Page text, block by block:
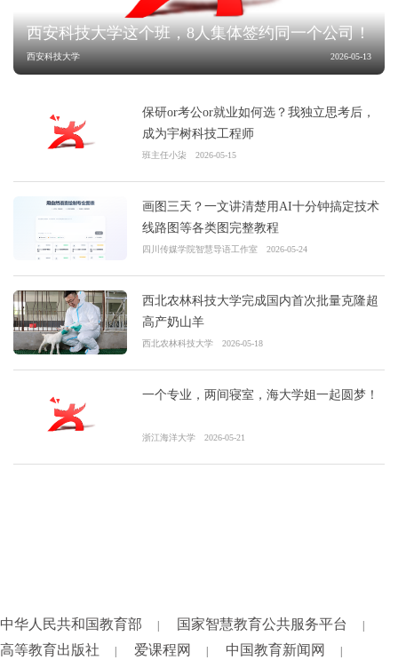
西安科技大学这个班，8人集体签约同一个公司！
西安科技大学 2026-05-13
保研or考公or就业如何选？我独立思考后，
成为宇树科技工程师
班主任小柒 2026-05-15
画图三天？一文讲清楚用AI十分钟搞定技术
线路图等各类图完整教程
四川传媒学院智慧导语工作室 2026-05-24
西北农林科技大学完成国内首次批量克隆超
高产奶山羊
西北农林科技大学 2026-05-18
一个专业，两间寝室，海大学姐一起圆梦！
浙江海洋大学 2026-05-21
中华人民共和国教育部 国家智慧教育公共服务平台
高等教育出版社 爱课程网 中国教育新闻网